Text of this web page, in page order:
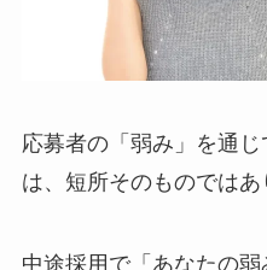
応募者の「弱み」を通
は、短所そのものではあ
中途採用で「あなたの